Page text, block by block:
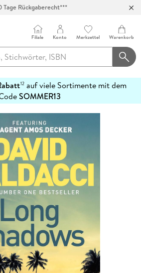
Filiale Konto Merkzettel Warenkorb
12auf viele Sortimente mit dem
SOMMER13